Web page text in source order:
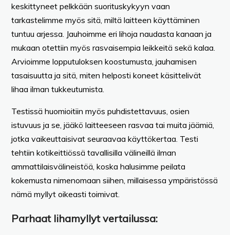
keskittyneet pelkkään suorituskykyyn vaan
tarkastelimme myös sitä, miltä laitteen käyttäminen
tuntuu arjessa. Jauhoimme eri lihoja naudasta kanaan ja
mukaan otettiin myös rasvaisempia leikkeitä sekä kalaa.
Arvioimme lopputuloksen koostumusta, jauhamisen
tasaisuutta ja sitä, miten helposti koneet käsittelivät
lihaa ilman tukkeutumista.
Testissä huomioitiin myös puhdistettavuus, osien
istuvuus ja se, jääkö laitteeseen rasvaa tai muita jäämiä,
jotka vaikeuttaisivat seuraavaa käyttökertaa. Testi
tehtiin kotikeittiössä tavallisilla välineillä ilman
ammattilaisvälineistöä, koska halusimme peilata
kokemusta nimenomaan siihen, millaisessa ympäristössä
nämä myllyt oikeasti toimivat.
Parhaat lihamyllyt vertailussa: